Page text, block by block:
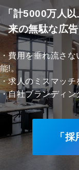
「計5000万人
来の無駄な広
・費用を垂れ流さ
能!。
・求人のミスマッチ
・自社ブランディ
「